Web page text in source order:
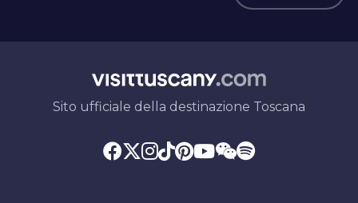
Sito ufficiale della destinazione Toscana